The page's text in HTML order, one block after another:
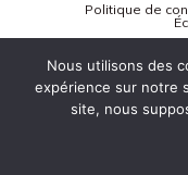
Politique de
Nous utilisons des
expérience sur notre
site, nous